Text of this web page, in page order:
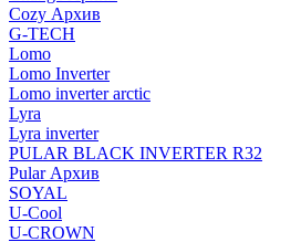
Cozy Архив
G-TECH
Lomo
Lomo Inverter
Lomo inverter arctic
Lyra
Lyra inverter
PULAR BLACK INVERTER R32
Pular Архив
SOYAL
U-Cool
U-CROWN